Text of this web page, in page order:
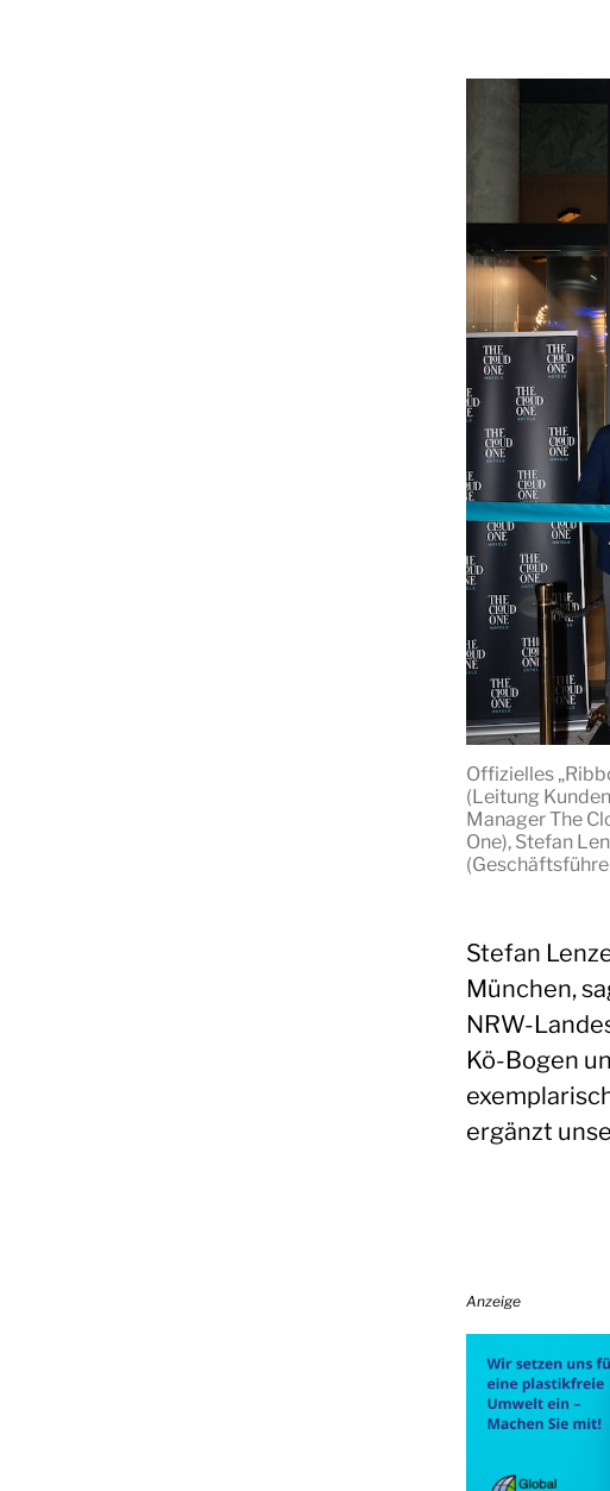
Offizielles
(Leitung
Manager The
One), Stefan
Stefan
München,
NRW-
Kö-Bogen
ergänzt
Anzeige